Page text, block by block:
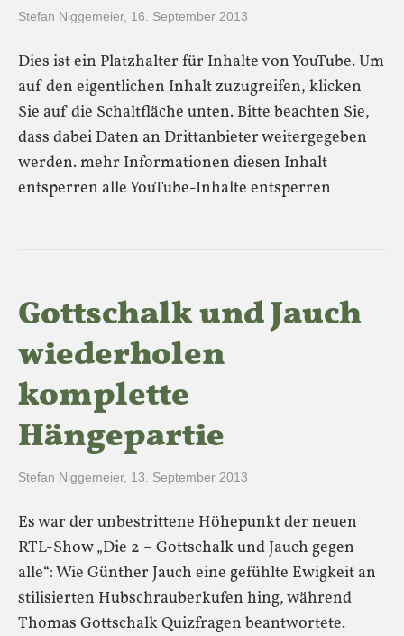
Stefan Niggemeier, 16. September 2013
Dies ist ein Platzhalter für Inhalte von YouTube. Um
auf den eigentlichen Inhalt zuzugreifen, klicken
Sie auf die Schaltfläche unten. Bitte beachten Sie,
dass dabei Daten an Drittanbieter weitergegeben
werden. mehr Informationen diesen Inhalt
entsperren alle YouTube-Inhalte entsperren
Gottschalk und Jauch
wiederholen
komplette
Hängepartie
Stefan Niggemeier, 13. September 2013
Es war der unbestrittene Höhepunkt der neuen
RTL-Show „Die 2 – Gottschalk und Jauch gegen
alle“: Wie Günther Jauch eine gefühlte Ewigkeit an
stilisierten Hubschrauberkufen hing, während
Thomas Gottschalk Quizfragen beantwortete.